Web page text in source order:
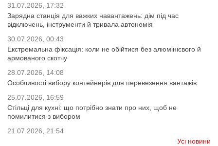
31.07.2026, 17:32
Зарядна станція для важких навантажень: дім під час
відключень, інструменти й тривала автономія
30.07.2026, 00:43
Екстремальна фіксація: коли не обійтися без алюмінієвого й
армованого скотчу
28.07.2026, 14:08
Особливості вибору контейнерів для перевезення вантажів
25.07.2026, 16:59
Стільці для кухні: що потрібно знати про них, щоб не
помилитися з вибором
21.07.2026, 21:54
Усі новини